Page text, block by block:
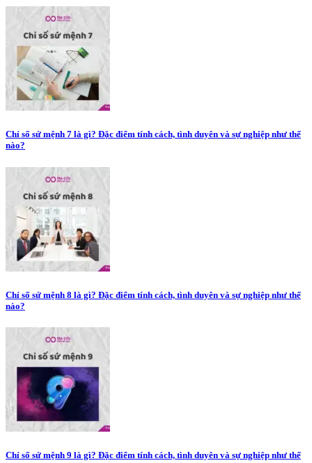
Chỉ số sứ mệnh 7 là gì? Đặc điểm tính cách, tình duyên và sự nghiệp như thế
nào?
Chỉ số sứ mệnh 8 là gì? Đặc điểm tính cách, tình duyên và sự nghiệp như thế
nào?
Chỉ số sứ mệnh 9 là gì? Đặc điểm tính cách, tình duyên và sự nghiệp như thế